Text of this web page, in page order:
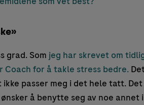
grad. Som jeg har skrevet om
for å takle stress bedre.
passer meg i det hele tatt.
å benytte seg av noe annet